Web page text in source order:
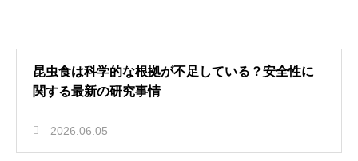
昆虫食は科学的な根拠が不足している？安全性に
関する最新の研究事情
2026.06.05